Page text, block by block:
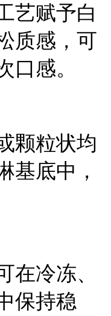
艺赋予白
质感，可
口感。
颗粒状均
基底中，
在冷冻、
保持稳